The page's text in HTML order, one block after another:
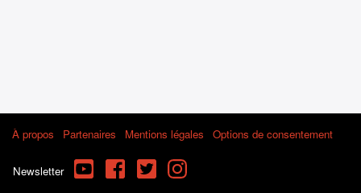
À propos Partenaires Mentions légales Options de consentement
Newsletter YouTube FacebookTwitterInstagram